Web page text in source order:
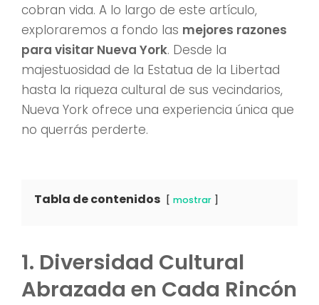
cobran vida. A lo largo de este artículo,
exploraremos a fondo las mejores razones
para visitar Nueva York. Desde la
majestuosidad de la Estatua de la Libertad
hasta la riqueza cultural de sus vecindarios,
Nueva York ofrece una experiencia única que
no querrás perderte.
Tabla de contenidos mostrar
1. Diversidad Cultural
Abrazada en Cada Rincón